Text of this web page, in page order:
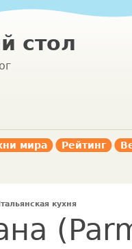
стол
мира Рейтинг
кухня